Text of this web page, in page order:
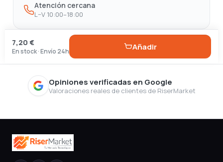
Atención cercana
L–V 10:00–18:00
7,20 €
En stock · Envío 24h Añadir
Opiniones verificadas en Google
Valoraciones reales de clientes de RiserMarket